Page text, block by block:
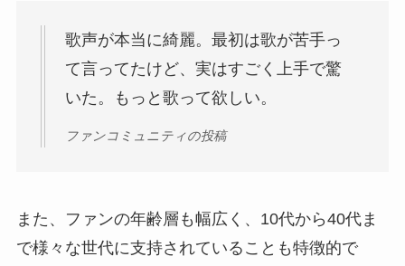
歌声が本当に綺麗。最初は歌が苦手っ
て言ってたけど、実はすごく上手で驚
いた。もっと歌って欲しい。
ファンコミュニティの投稿
また、ファンの年齢層も幅広く、10代から40代ま
で様々な世代に支持されていることも特徴的で